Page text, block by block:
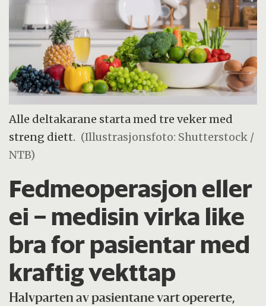
Alle deltakarane starta med tre veker med
streng diett. (Illustrasjonsfoto: Shutterstock /
NTB)
Fedmeoperasjon eller
ei – medisin virka like
bra for pasientar med
kraftig vekttap
Halvparten av pasientane vart opererte,